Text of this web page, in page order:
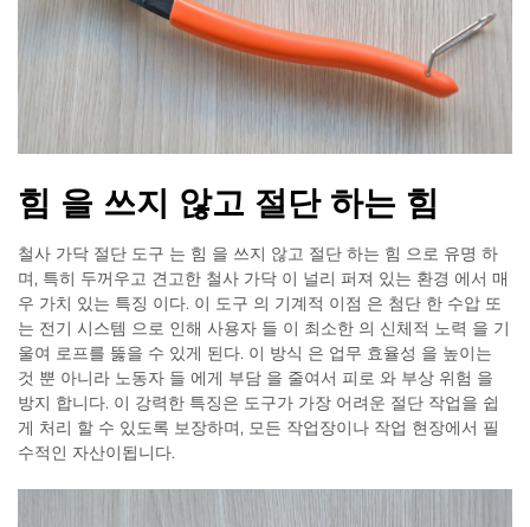
힘 을 쓰지 않고 절단 하는 힘
철사 가닥 절단 도구 는 힘 을 쓰지 않고 절단 하는 힘 으로 유명 하
며, 특히 두꺼우고 견고한 철사 가닥 이 널리 퍼져 있는 환경 에서 매
우 가치 있는 특징 이다. 이 도구 의 기계적 이점 은 첨단 한 수압 또
는 전기 시스템 으로 인해 사용자 들 이 최소한 의 신체적 노력 을 기
울여 로프를 뚫을 수 있게 된다. 이 방식 은 업무 효율성 을 높이는
것 뿐 아니라 노동자 들 에게 부담 을 줄여서 피로 와 부상 위험 을
방지 합니다. 이 강력한 특징은 도구가 가장 어려운 절단 작업을 쉽
게 처리 할 수 있도록 보장하며, 모든 작업장이나 작업 현장에서 필
수적인 자산이됩니다.